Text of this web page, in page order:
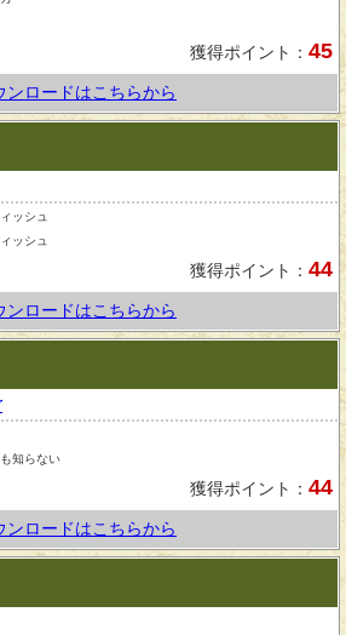
獲得ポイント： 45
ンロードはこちらから
ッシュ
ッシュ
獲得ポイント： 44
ンロードはこちらから
知らない
獲得ポイント： 44
ンロードはこちらから